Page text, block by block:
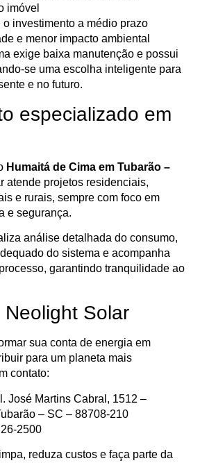
imóvel
o investimento a médio prazo
e menor impacto ambiental
exige baixa manutenção e possui
se uma escolha inteligente para
e no futuro.
especializado em
Humaitá de Cima em Tubarão –
atende projetos residenciais,
e rurais, sempre com foco em
e segurança.
análise detalhada do consumo,
do sistema e acompanha
garantindo tranquilidade ao
Neolight Solar
sua conta de energia em
para um planeta mais
contato:
José Martins Cabral, 1512 –
– SC – 88708-210
2500
reduza custos e faça parte da